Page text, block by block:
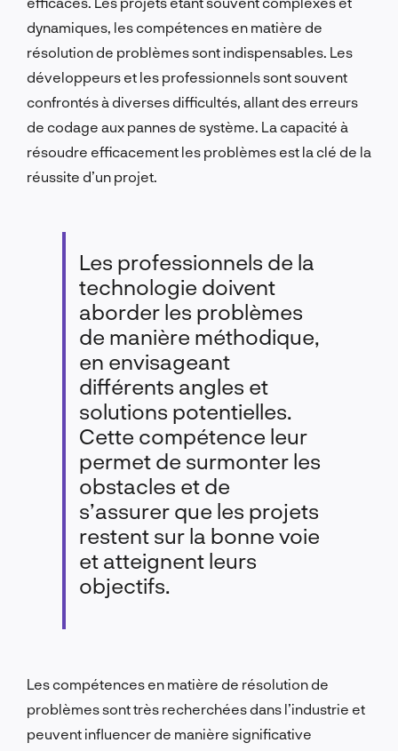
dynamiques, les compétences en matière de
résolution de problèmes sont indispensables. Les
développeurs et les professionnels sont souvent
confrontés à diverses difficultés, allant des erreurs
de codage aux pannes de système. La capacité à
résoudre efficacement les problèmes est la clé de la
réussite d’un projet.
Les professionnels de la
technologie doivent
aborder les problèmes
de manière méthodique,
en envisageant
différents angles et
solutions potentielles.
Cette compétence leur
permet de surmonter les
obstacles et de
s’assurer que les projets
restent sur la bonne voie
et atteignent leurs
objectifs.
Les compétences en matière de résolution de
problèmes sont très recherchées dans l’industrie et
peuvent influencer de manière significative